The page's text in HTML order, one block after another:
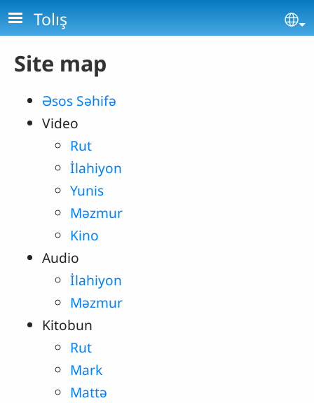
Skip to main content
Tolış
Site map
Əsos Səhifə
Video
Rut
İlahiyon
Yunis
Məzmur
Kino
Audio
İlahiyon
Məzmur
Kitobun
Rut
Mark
Mattə